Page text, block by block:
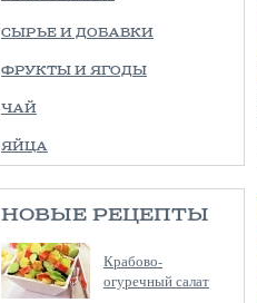
СЫРЬЕ И ДОБАВКИ
ФРУКТЫ И ЯГОДЫ
ЧАЙ
ЯЙЦА
НОВЫЕ РЕЦЕПТЫ
Крабово-
огуречный салат